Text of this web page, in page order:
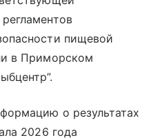
пищевой
в Приморском
о результатах
2026 года